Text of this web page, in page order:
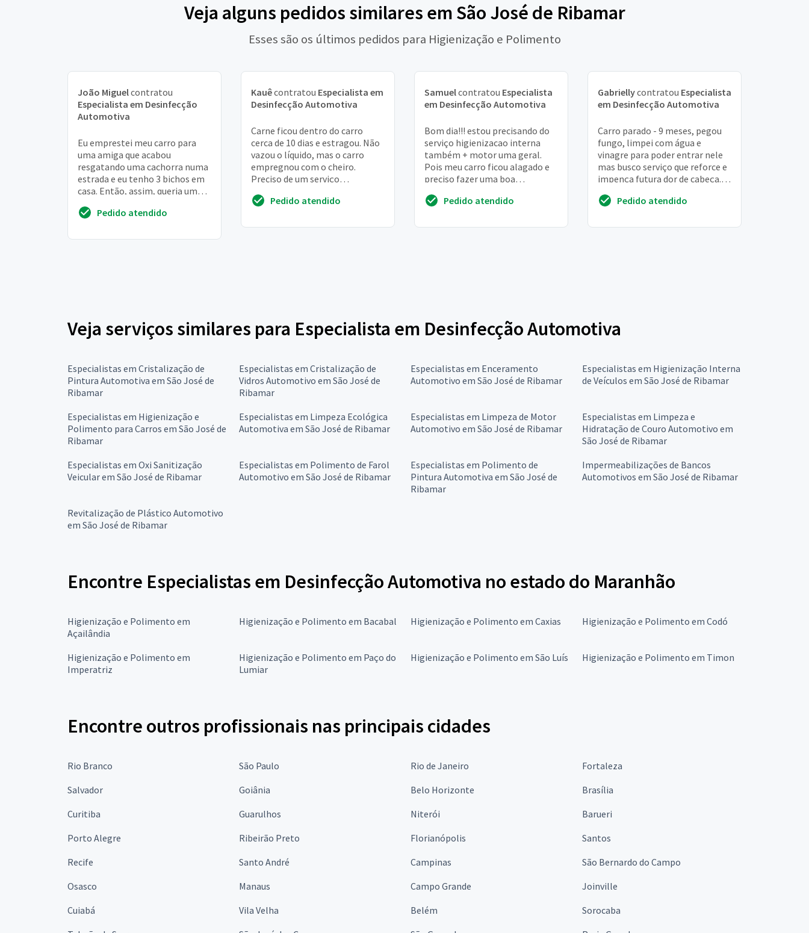
Veja alguns pedidos similares em São José de Ribamar
Esses são os últimos pedidos para Higienização e Polimento
João Miguelcontratou
Especialista em Desinfecção
Automotiva
Eu emprestei meu carro para
uma amiga que acabou
resgatando uma cachorra numa
estrada e eu tenho 3 bichos em
casa. Então, assim, queria uma
tranquila. Já pass...
Pedido atendido
Kauêcontratou Especialista em
Desinfecção Automotiva
Carne ficou dentro do carro
cerca de 10 dias e estragou. Não
vazou o líquido, mas o carro
empregnou com o cheiro.
Preciso de um serviço
Pedido atendido
Samuelcontratou Especialista
em Desinfecção Automotiva
Bom dia!!! estou precisando do
serviço higienizacao interna
também + motor uma geral.
Pois meu carro ficou alagado e
preciso fazer uma boa
quanto antes come ...
Pedido atendido
Gabriellycontratou Especialista
em Desinfecção Automotiva
Carro parado - 9 meses, pegou
fungo, limpei com água e
vinagre para poder entrar nele
mas busco serviço que reforce e
impença futura dor de cabeça. Li
mas ac...Pedido atendido
Veja serviços similares para Especialista em Desinfecção Automotiva
Especialistas em Cristalização de
Pintura Automotiva em São José de
Ribamar
Especialistas em Cristalização de
Vidros Automotivo em São José de
Ribamar
Especialistas em Enceramento
Automotivo em São José de Ribamar
Especialistas em Higienização Interna
de Veículos em São José de Ribamar
Especialistas em Higienização e
Polimento para Carros em São José de
Ribamar
Especialistas em Limpeza Ecológica
Automotiva em São José de Ribamar
Especialistas em Limpeza de Motor
Automotivo em São José de Ribamar
Especialistas em Limpeza e
Hidratação de Couro Automotivo em
São José de Ribamar
Especialistas em Oxi Sanitização
Veicular em São José de Ribamar
Especialistas em Polimento de Farol
Automotivo em São José de Ribamar
Especialistas em Polimento de
Pintura Automotiva em São José de
Ribamar
Impermeabilizações de Bancos
Automotivos em São José de Ribamar
Revitalização de Plástico Automotivo
em São José de Ribamar
Encontre Especialistas em Desinfecção Automotiva no estado do Maranhão
Higienização e Polimento em
Açailândia
Higienização e Polimento em Bacabal Higienização e Polimento em Caxias Higienização e Polimento em Codó
Higienização e Polimento em
Imperatriz
Higienização e Polimento em Paço do
Lumiar
Higienização e Polimento em São Luís Higienização e Polimento em Timon
Encontre outros profissionais nas principais cidades
Rio Branco São Paulo Rio de Janeiro
Fortaleza
Salvador
Goiânia Belo Horizonte
Brasília
Curitiba
Guarulhos Niterói
Barueri
Porto Alegre
Ribeirão Preto Florianópolis
Santos
Recife
Santo André Campinas
São Bernardo do Campo
Osasco
Manaus Campo Grande
Joinville
Cuiabá
Vila Velha Belém
Sorocaba